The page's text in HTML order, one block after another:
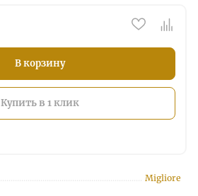
В корзину
Купить в 1 клик
Migliore